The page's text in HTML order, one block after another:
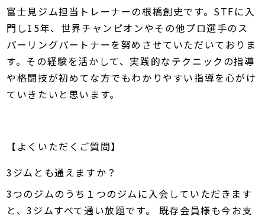
富士見ジム担当トレーナーの根橋創史です。STFに入
門し15年、世界チャンピオンやその他プロ選手のス
パーリングパートナーを努めさせていただいておりま
す。その経験を活かして、実践的なテクニックの指導
や格闘技が初めてな方でもわかりやすい指導を心がけ
ていきたいと思います。
【よくいただくご質問】
3ジムとも通えますか？
3つのジムのうち１つのジムに入会していただきます
と、3ジムすべて通い放題です。 既存会員様も今お支